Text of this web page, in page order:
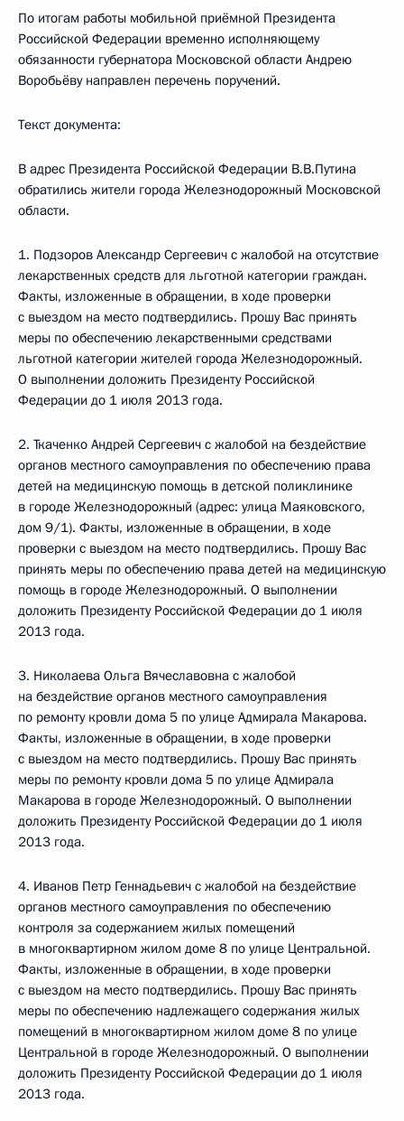
По итогам работы мобильной приёмной Президента
Российской Федерации временно исполняющему
обязанности губернатора Московской области Андрею
Воробьёву направлен перечень поручений.
Текст документа:
В адрес Президента Российской Федерации В.В.Путина
обратились жители города Железнодорожный Московской
области.
1. Подзоров Александр Сергеевич с жалобой на отсутствие
лекарственных средств для льготной категории граждан.
Факты, изложенные в обращении, в ходе проверки
с выездом на место подтвердились. Прошу Вас принять
меры по обеспечению лекарственными средствами
льготной категории жителей города Железнодорожный.
О выполнении доложить Президенту Российской
Федерации до 1 июля 2013 года.
2. Ткаченко Андрей Сергеевич с жалобой на бездействие
органов местного самоуправления по обеспечению права
детей на медицинскую помощь в детской поликлинике
в городе Железнодорожный (адрес: улица Маяковского,
дом 9/1). Факты, изложенные в обращении, в ходе
проверки с выездом на место подтвердились. Прошу Вас
принять меры по обеспечению права детей на медицинскую
помощь в городе Железнодорожный. О выполнении
доложить Президенту Российской Федерации до 1 июля
2013 года.
3. Николаева Ольга Вячеславовна с жалобой
на бездействие органов местного самоуправления
по ремонту кровли дома 5 по улице Адмирала Макарова.
Факты, изложенные в обращении, в ходе проверки
с выездом на место подтвердились. Прошу Вас принять
меры по ремонту кровли дома 5 по улице Адмирала
Макарова в городе Железнодорожный. О выполнении
доложить Президенту Российской Федерации до 1 июля
2013 года.
4. Иванов Петр Геннадьевич с жалобой на бездействие
органов местного самоуправления по обеспечению
контроля за содержанием жилых помещений
в многоквартирном жилом доме 8 по улице Центральной.
Факты, изложенные в обращении, в ходе проверки
с выездом на место подтвердились. Прошу Вас принять
меры по обеспечению надлежащего содержания жилых
помещений в многоквартирном жилом доме 8 по улице
Центральной в городе Железнодорожный. О выполнении
доложить Президенту Российской Федерации до 1 июля
2013 года.